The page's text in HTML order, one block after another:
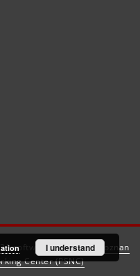
software created by
Poznan
Center (PSNC)
I understand